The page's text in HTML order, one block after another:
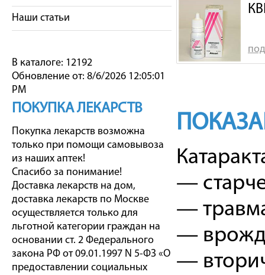
Наши статьи
В каталоге: 12192
Обновление от: 8/6/2026 12:05:01
PM
ПОКУПКА ЛЕКАРСТВ
Покупка лекарств возможна
только при помощи самовывоза
из наших аптек!
Спасибо за понимание!
Доставка лекарств на дом,
доставка лекарств по Москве
осуществляется только для
льготной категории граждан на
основании ст. 2 Федерального
закона РФ от 09.01.1997 N 5-ФЗ «О
предоставлении социальных
—
—
—
—